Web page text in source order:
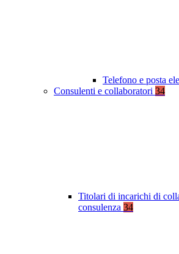
Telefono e posta
Consulenti e collaboratori 34
Titolari di incarichi di
consulenza 34